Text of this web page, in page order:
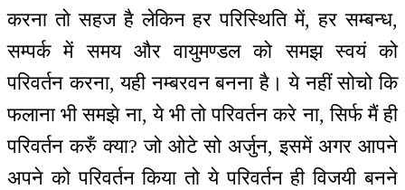
करना तो सहज है लेकिन हर परिस्थिति में, हर सम्बन्ध,
सम्पर्क में समय और वायुमण्डल को समझ स्वयं को
परिवर्तन करना, यही नम्बरवन बनना है। ये नहीं सोचो कि
फलाना भी समझे ना, ये भी तो परिवर्तन करे ना, सिर्फ मैं ही
परिवर्तन करुँ क्या? जो ओटे सो अर्जुन, इसमें अगर आपने
अपने को परिवर्तन किया तो ये परिवर्तन ही विजयी बनने